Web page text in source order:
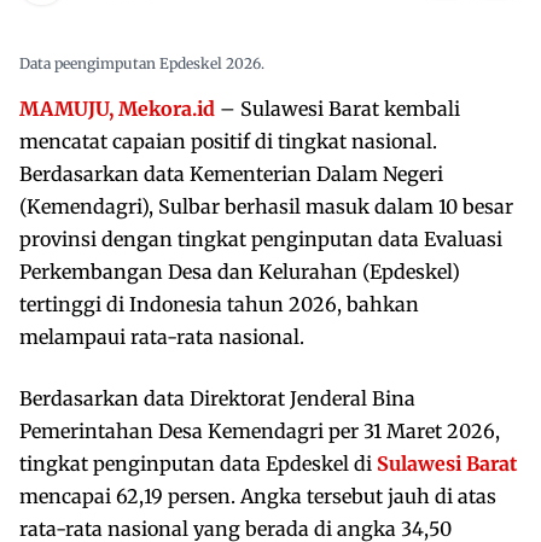
Data peengimputan Epdeskel 2026.
MAMUJU, Mekora.id – Sulawesi Barat kembali
mencatat capaian positif di tingkat nasional.
Berdasarkan data Kementerian Dalam Negeri
(Kemendagri), Sulbar berhasil masuk dalam 10 besar
provinsi dengan tingkat penginputan data Evaluasi
Perkembangan Desa dan Kelurahan (Epdeskel)
tertinggi di Indonesia tahun 2026, bahkan
melampaui rata-rata nasional.
Berdasarkan data Direktorat Jenderal Bina
Pemerintahan Desa Kemendagri per 31 Maret 2026,
tingkat penginputan data Epdeskel di Sulawesi Barat
mencapai 62,19 persen. Angka tersebut jauh di atas
rata-rata nasional yang berada di angka 34,50